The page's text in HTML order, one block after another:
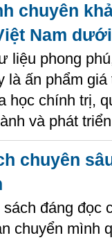
chuyên
Nam
liệu phong
là ấn phẩm
học chính trị,
và phát
chuyên
đáng đọc
chuyển mình